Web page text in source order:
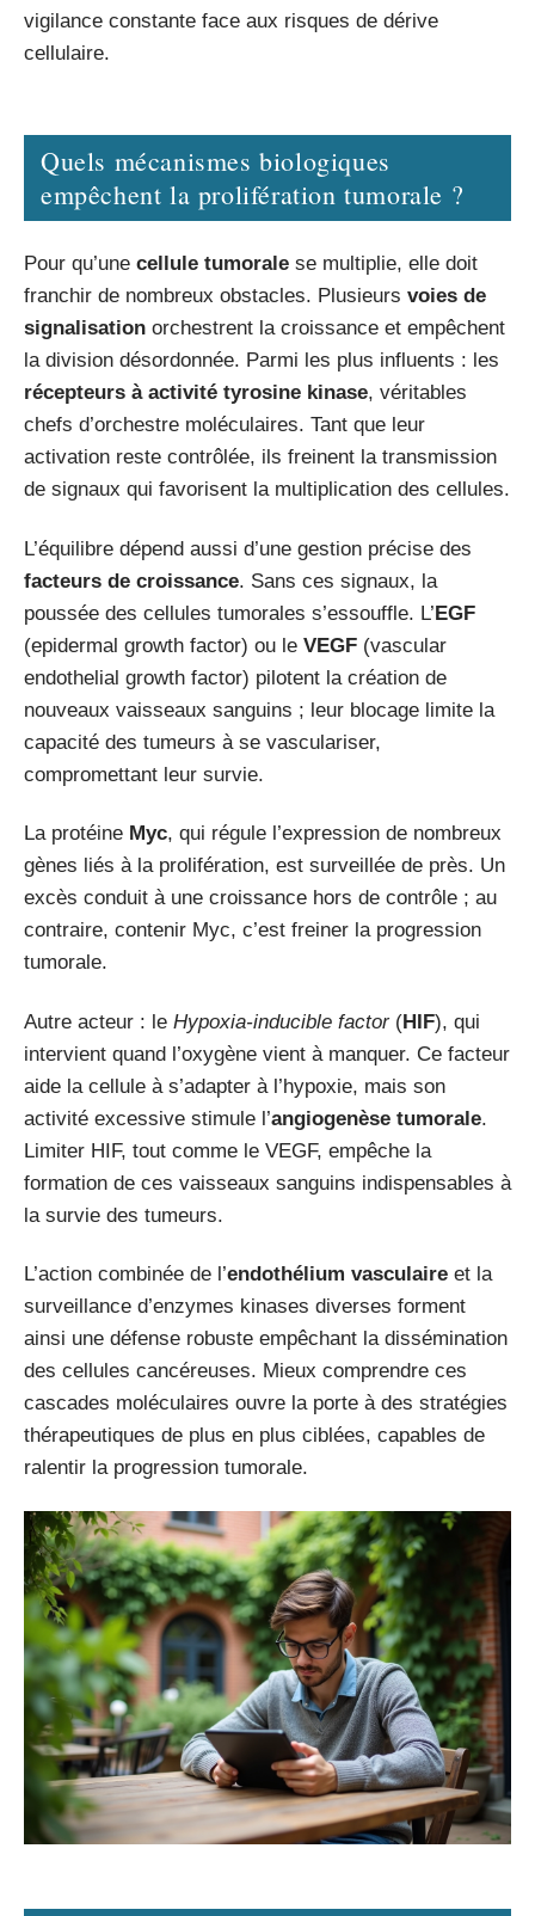
vigilance constante face aux risques de dérive
cellulaire.
Quels mécanismes biologiques
empêchent la prolifération tumorale ?
Pour qu’une cellule tumorale se multiplie, elle doit
franchir de nombreux obstacles. Plusieurs voies de
signalisation orchestrent la croissance et empêchent
la division désordonnée. Parmi les plus influents : les
récepteurs à activité tyrosine kinase, véritables
chefs d’orchestre moléculaires. Tant que leur
activation reste contrôlée, ils freinent la transmission
de signaux qui favorisent la multiplication des cellules.
L’équilibre dépend aussi d’une gestion précise des
facteurs de croissance. Sans ces signaux, la
poussée des cellules tumorales s’essouffle. L’EGF
(epidermal growth factor) ou le VEGF (vascular
endothelial growth factor) pilotent la création de
nouveaux vaisseaux sanguins ; leur blocage limite la
capacité des tumeurs à se vasculariser,
compromettant leur survie.
La protéine Myc, qui régule l’expression de nombreux
gènes liés à la prolifération, est surveillée de près. Un
excès conduit à une croissance hors de contrôle ; au
contraire, contenir Myc, c’est freiner la progression
tumorale.
Autre acteur : le Hypoxia-inducible factor(HIF), qui
intervient quand l’oxygène vient à manquer. Ce facteur
aide la cellule à s’adapter à l’hypoxie, mais son
activité excessive stimule l’angiogenèse tumorale.
Limiter HIF, tout comme le VEGF, empêche la
formation de ces vaisseaux sanguins indispensables à
la survie des tumeurs.
L’action combinée de l’endothélium vasculaire et la
surveillance d’enzymes kinases diverses forment
ainsi une défense robuste empêchant la dissémination
des cellules cancéreuses. Mieux comprendre ces
cascades moléculaires ouvre la porte à des stratégies
thérapeutiques de plus en plus ciblées, capables de
ralentir la progression tumorale.